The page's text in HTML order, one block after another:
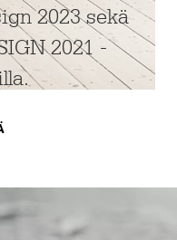
2023 sekä
2021 -